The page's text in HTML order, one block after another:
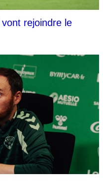
rejoindre le